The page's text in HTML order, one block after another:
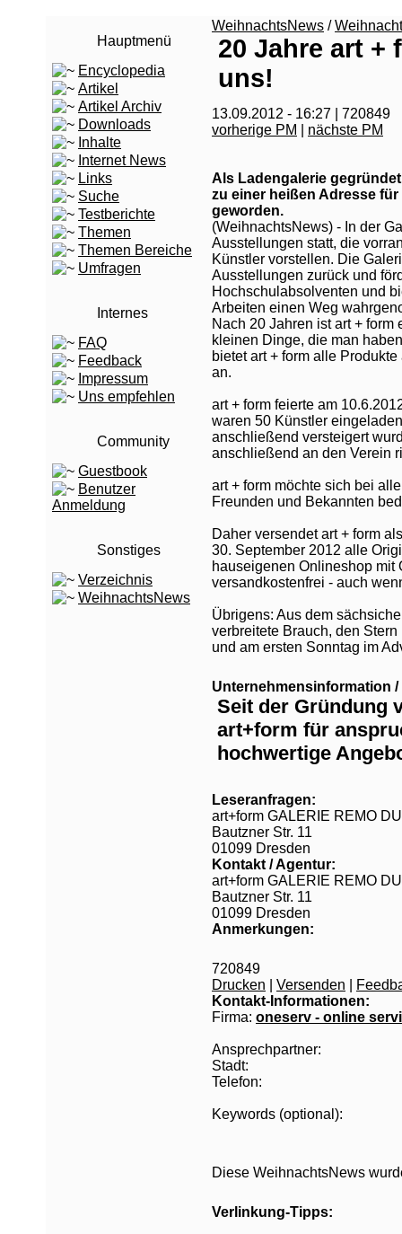
Hauptmenü
Encyclopedia
Artikel
Artikel Archiv
Downloads
Inhalte
Internet News
Links
Suche
Testberichte
Themen
Themen Bereiche
Umfragen
Internes
FAQ
Feedback
Impressum
Uns empfehlen
Community
Guestbook
Benutzer
Anmeldung
Sonstiges
Verzeichnis
WeihnachtsNews
WeihnachtsNews /
20 Jahre art +
uns!
13.09.2012 - 16:27 | 720849
vorherige PM
nächste PM
Als Ladengalerie
zu einer heißen Adresse
geworden.
(WeihnachtsNews) - In der
Ausstellungen statt, die
Künstler vorstellen. Die
Ausstellungen zurück und
Hochschulabsolventen und
Arbeiten einen Weg
Nach 20 Jahren ist art +
kleinen Dinge, die man
bietet art + form alle
an.
art + form feierte am
waren 50 Künstler
anschließend versteigert
anschließend an den Verein
art + form möchte sich bei
Freunden und Bekannten
Daher versendet art + form
30. September 2012 alle
hauseigenen Onlineshop
versandkostenfrei - auch
Übrigens: Aus dem
verbreitete Brauch, den
und am ersten Sonntag im
Unternehmensinformation
Seit der Gründung
art+form für
hochwertige
Leseranfragen:
art+form GALERIE REMO
Bautzner Str. 11
01099 Dresden
Kontakt / Agentur:
art+form GALERIE REMO
Bautzner Str. 11
01099 Dresden
Anmerkungen:
720849
Drucken
Versenden
Kontakt-Informationen:
Firma: oneserv - online
Ansprechpartner:
Stadt:
Telefon:
Keywords (optional):
Diese WeihnachtsNews
Verlinkung-Tipps: